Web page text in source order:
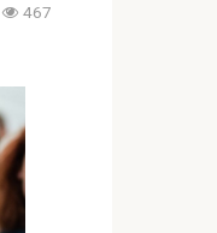
467